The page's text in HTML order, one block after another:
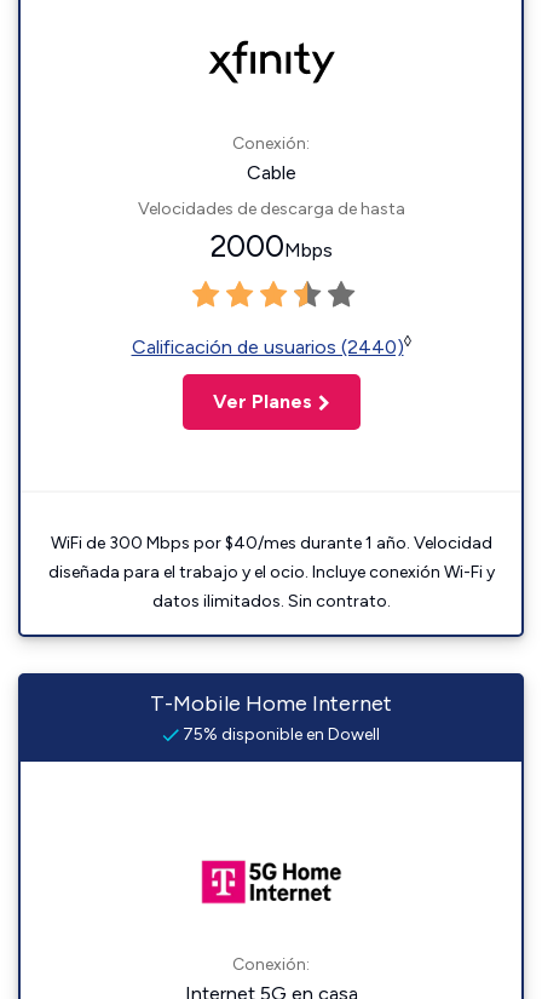
Conexión:
Cable
Velocidades de descarga de hasta
2000Mbps
Calificación de usuarios (2440)◊
Ver Planes
WiFi de 300 Mbps por $40/mes durante 1 año. Velocidad
diseñada para el trabajo y el ocio. Incluye conexión Wi-Fi y
datos ilimitados. Sin contrato.
T-Mobile Home Internet
75% disponible en Dowell
Conexión:
Internet 5G en casa